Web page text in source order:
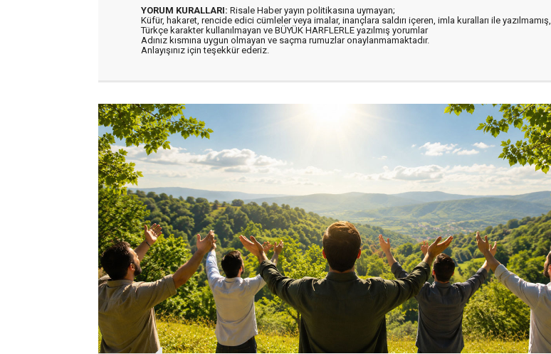
YORUM KURALLARI: Risale Haber yayın politikasına uymayan;
Küfür, hakaret, rencide edici cümleler veya imalar, inançlara saldırı içeren, imla kuralları ile yazılmamış,
Türkçe karakter kullanılmayan ve BÜYÜK HARFLERLE yazılmış yorumlar
Adınız kısmına uygun olmayan ve saçma rumuzlar onaylanmamaktadır.
Anlayışınız için teşekkür ederiz.